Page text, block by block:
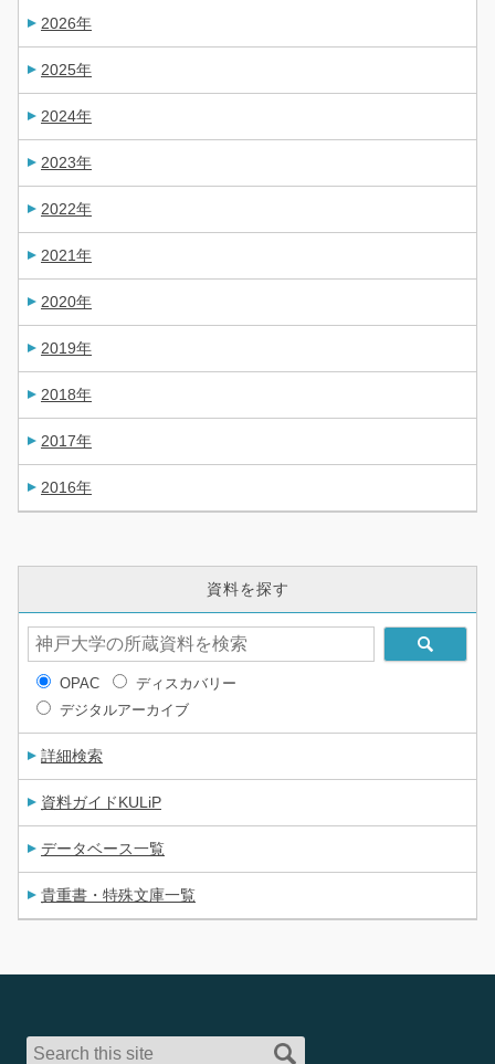
2026年
2025年
2024年
2023年
2022年
2021年
2020年
2019年
2018年
2017年
2016年
資料を探す
OPAC
ディスカバリー
デジタルアーカイブ
詳細検索
資料ガイドKULiP
データベース一覧
貴重書・特殊文庫一覧